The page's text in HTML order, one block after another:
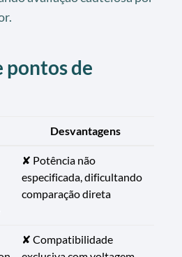
pontos de
Desvantagens
✘ Potência não
especificada, dificultando
comparação direta
✘ Compatibilidade